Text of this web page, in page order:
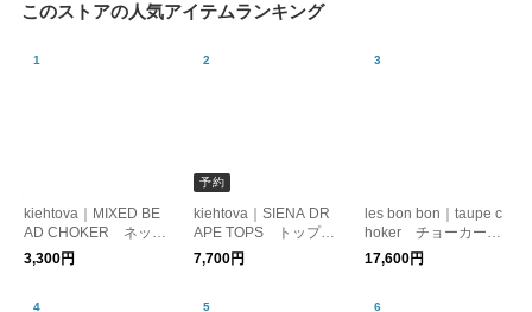
このストアの人気アイテムランキング
kiehtova｜MIXED BE
AD CHOKER ネック
レス コード レイヤ
ード
3,300円
予約
kiehtova｜SIENA DR
APE TOPS トップ
ス カットソー ドレ
ープ
7,700円
les bon bon｜taupe c
hoker チョーカー
パール モダン
17,600円